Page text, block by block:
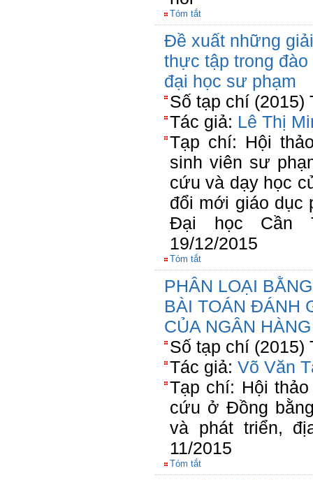
Tóm tắt
Đề xuất những
thực tập trong
đại học sư phạm
Số tạp chí (2015)
Tác giả: Lê Thị
Tạp chí: Hội
sinh viên sư
cứu và dạy học
đổi mới giáo dục
Đại học Cần
19/12/2015
Tóm tắt
PHÂN LOẠI
BÀI TOÁN ĐÁNH
CỦA NGÂN HÀNG
Số tạp chí (2015)
Tác giả: Võ Văn
Tạp chí: Hội
cứu ở Đồng
và phát triển,
11/2015
Tóm tắt